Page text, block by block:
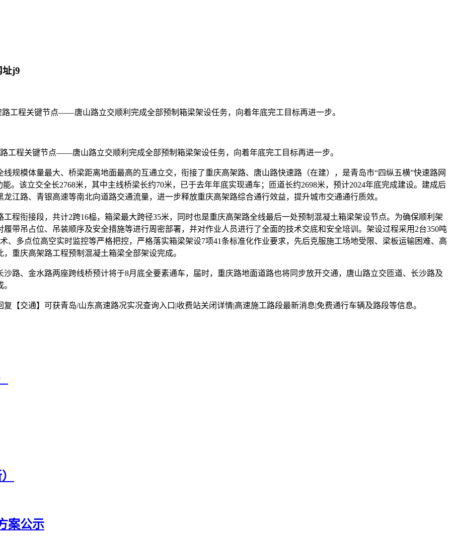
址j9
工程关键节点——唐山路立交顺利完成全部预制箱梁架设任务，向着年底完工目标再进一步。
程关键节点——唐山路立交顺利完成全部预制箱梁架设任务，向着年底完工目标再进一步。
模体量最大、桥梁距离地面最高的互通立交，衔接了重庆高架路、唐山路快速路（在建），是青岛市“四纵五横”快速路网
。该立交全长2768米，其中主线桥梁长约70米，已于去年年底实现通车；匝道长约2698米，预计2024年底完成建设。建成后
江路、青银高速等南北向道路交通流量，进一步释放重庆高架路综合通行效益，提升城市交通通行质效。
衔接段，共计2跨16榀，箱梁最大跨径35米，同时也是重庆高架路全线最后一处预制混凝土箱梁架设节点。为确保顺利架
带吊占位、吊装顺序及安全措施等进行周密部署，并对作业人员进行了全面的技术交底和安全培训。架设过程采用2台350吨
、多点位高空实时监控等严格把控，严格落实箱梁架设7项41条标准化作业要求，先后克服施工场地受限、梁板运输困难、高
重庆高架路工程预制混凝土箱梁全部架设完成。
、金水路两座跨线桥预计将于8月底全要素通车，届时，重庆路地面道路也将同步放开交通，唐山路立交匝道、长沙路及
【交通】可获青岛/山东高速路况实况查询入口|收费站关闭详情|高速施工路段最新消息|免费通行车辆及路段等信息。
案公示